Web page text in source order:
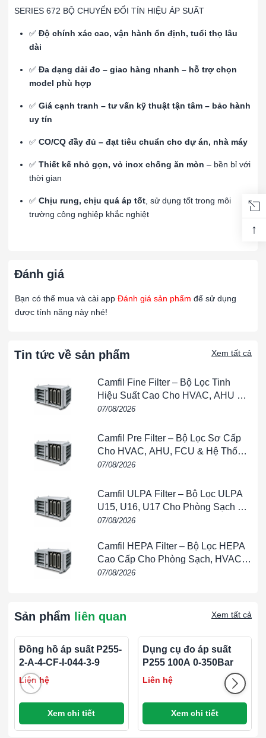
SERIES 672 BỘ CHUYỂN ĐỔI TÍN HIỆU ÁP SUẤT
✅ Độ chính xác cao, vận hành ổn định, tuổi thọ lâu
dài
✅ Đa dạng dải đo – giao hàng nhanh – hỗ trợ chọn
model phù hợp
✅ Giá cạnh tranh – tư vấn kỹ thuật tận tâm – bảo hành
uy tín
✅ CO/CQ đầy đủ – đạt tiêu chuẩn cho dự án, nhà máy
✅ Thiết kế nhỏ gọn, vỏ inox chống ăn mòn – bền bỉ với
thời gian
✅ Chịu rung, chịu quá áp tốt , sử dụng tốt trong môi
trường công nghiệp khắc nghiệt
Đánh giá
Bạn có thể mua và cài app Đánh giá sản phẩm để sử dụng
được tính năng này nhé!
Tin tức về sản phẩm Xem tất cả
Camfil Fine Filter – Bộ Lọc Tinh
Hiệu Suất Cao Cho HVAC, AHU &
Phòng Sạch
07/08/2026
Camfil Pre Filter – Bộ Lọc Sơ Cấp
Cho HVAC, AHU, FCU & Hệ Thống
Thông Gió
07/08/2026
Camfil ULPA Filter – Bộ Lọc ULPA
U15, U16, U17 Cho Phòng Sạch &
Bán Dẫn
07/08/2026
Camfil HEPA Filter – Bộ Lọc HEPA
Cao Cấp Cho Phòng Sạch, HVAC,
FFU & Nhà Máy
07/08/2026
Sản phẩm liên quan Xem tất cả
Đồng hồ áp suất P255-
2-A-4-CF-I-044-3-9
Liên hệ
Xem chi tiết
Dụng cụ đo áp suất
P255 100A 0-350Bar
Liên hệ
Xem chi tiết
↑